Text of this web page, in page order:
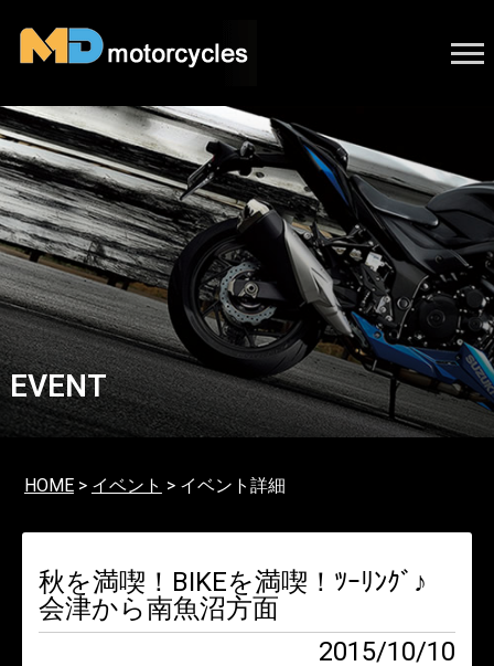
EVENT
HOME> イベント > イベント詳細
秋を満喫！BIKEを満喫！ﾂｰﾘﾝｸﾞ♪
会津から南魚沼方面
2015/10/10